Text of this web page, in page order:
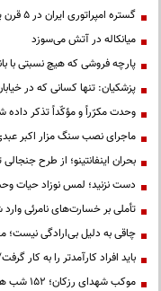
گستره امپراتوری ایران در ۵ قرن پیش از میلاد؛ تصویری از ایران ۲۵ قرن پیش
میانکاله در آتش می‌سوزد
پارچه فروشی که هیچ نسبتی با
پزشکیان: تنها کسانی که در
وحدت مکرّراً و مؤکّداً تذکر داده
ماجرای نصب سنگ مزار اکبر
بحران اینفانتینو؛ از طرح
دست نزنید؛ لمس نوزاد حیات
تأملی بر خسارت‌های نامرئی
چاقی به دلیل بی‌ارادگی نیست؛
باید افراد کارآمدتر را به
موکب شهدای رزکان؛ ۱۵۲ شب همدلی، خدمت و میزبانی از مردم ولایت‌مدار شهریار